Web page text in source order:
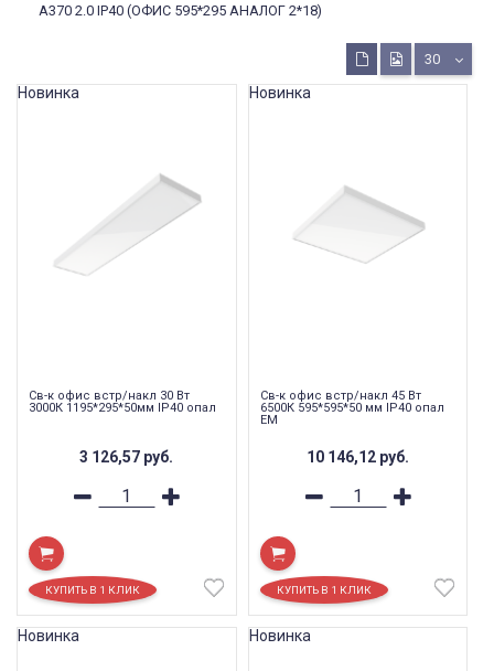
А370 2.0 IP40 (ОФИС 595*295 АНАЛОГ 2*18)
30
Св-к офис встр/накл 30 Вт
3000К 1195*295*50мм IP40 опал
3 126,57 руб.
Новинка
Св-к офис встр/накл 45 Вт
6500К 595*595*50 мм IP40 опал
EM
10 146,12 руб.
Новинка
Новинка Новинка